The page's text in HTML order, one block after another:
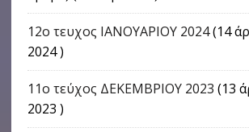
12ο τευχος ΙΑΝΟΥΑΡΙΟΥ 2024(14
2024 )
11ο τεύχος ΔΕΚΕΜΒΡΙΟΥ 2023 (13
2023 )